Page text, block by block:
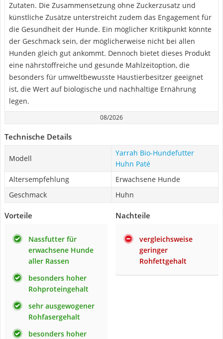
Zutaten. Die Zusammensetzung ohne Zuckerzusatz und
künstliche Zusätze unterstreicht zudem das Engagement für
die Gesundheit der Hunde. Ein möglicher Kritikpunkt könnte
der Geschmack sein, der möglicherweise nicht bei allen
Hunden gleich gut ankommt. Dennoch bietet dieses Produkt
eine nährstoffreiche und gesunde Mahlzeitoption, die
besonders für umweltbewusste Haustierbesitzer geeignet
ist, die Wert auf biologische und nachhaltige Ernährung
legen.
08/2026
Technische Details
Modell
Yarrah Bio-Hundefutter
Huhn Paté
Altersempfehlung
Erwachsene Hunde
Geschmack
Huhn
Vorteile
Nassfutter für
erwachsene Hunde
aller Rassen
besonders hoher
Rohproteingehalt
sehr ausgewogener
Rohfasergehalt
besonders hoher
Nachteile
vergleichsweise
geringer
Rohfettgehalt